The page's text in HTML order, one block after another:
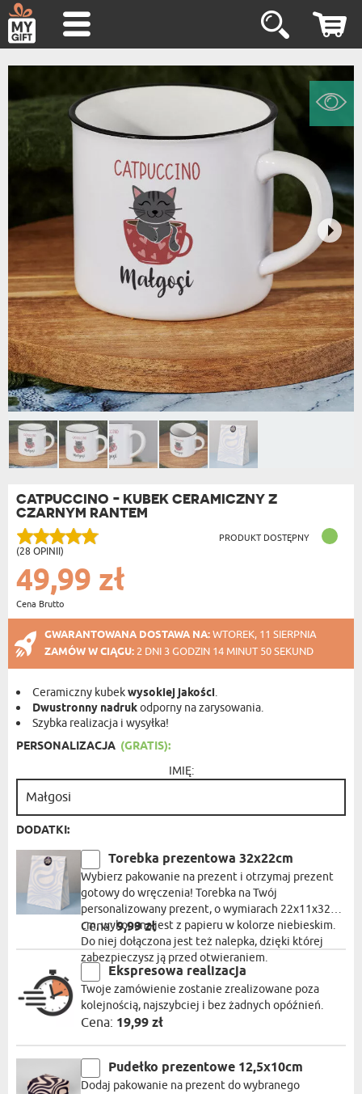
CATPUCCINO - KUBEK CERAMICZNY Z
CZARNYM RANTEM
(28 OPINII)
PRODUKT DOSTĘPNY
49,99 zł
Cena Brutto
GWARANTOWANA DOSTAWA NA:WTOREK, 11 SIERPNIA
ZAMÓW W CIĄGU: 2 DNI 3 GODZIN 14 MINUT 49 SEKUND
Ceramiczny kubekwysokiej jakości.
Dwustronny nadrukodporny na zarysowania.
Szybka realizacja i wysyłka!
PERSONALIZACJA (GRATIS):
IMIĘ:
DODATKI:
Torebka prezentowa 32x22cm
Wybierz pakowanie na prezent i otrzymaj prezent
gotowy do wręczenia! Torebka na Twój
personalizowany prezent, o wymiarach 22x11x32
cm, wykonana jest z papieru w kolorze niebieskim.
Do niej dołączona jest też nalepka, dzięki której
zabezpieczysz ją przed otwieraniem.
Cena:9,99 zł
Ekspresowa realizacja
Twoje zamówienie zostanie zrealizowane poza
kolejnością, najszybciej i bez żadnych opóźnień.
Cena: 19,99 zł
Pudełko prezentowe 12,5x10cm
Dodaj pakowanie na prezent do wybranego